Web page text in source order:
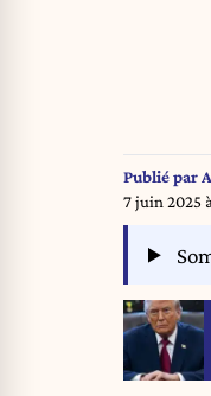
Publié par
7 juin 2025